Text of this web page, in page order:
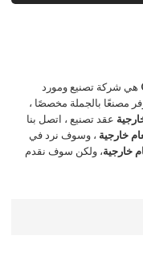
هي شركة تصنيع ومورد
مصنعًا بالجملة مخصصًا ،
عقد تصنيع ، اتصل بنا
خارجية ، وسوف نرد في
خارجية، ولكن سوف نقدم